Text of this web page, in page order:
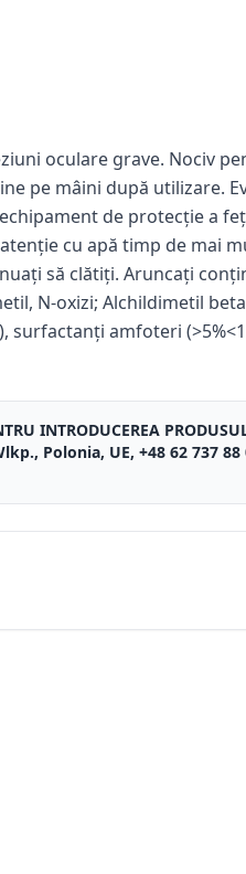
oculare grave. Nociv
pe mâini după utilizare.
de protecție a
atenție cu apă timp de
să clătiți. Aruncați
N-oxizi; Alchildimetil
surfactanți amfoteri
INTRODUCEREA
Polonia, UE, +48 62 737